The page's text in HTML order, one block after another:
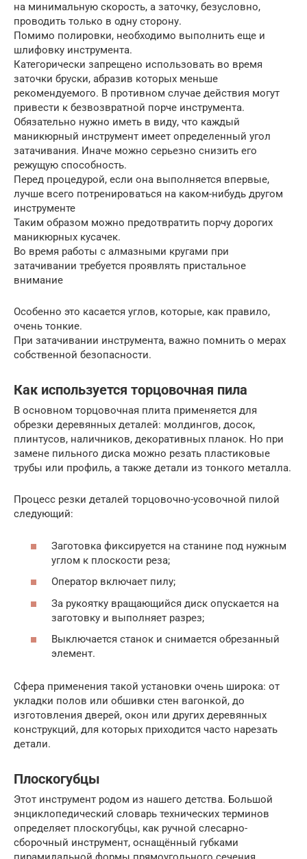
на минимальную скорость, а заточку, безусловно,
проводить только в одну сторону.
Помимо полировки, необходимо выполнить еще и
шлифовку инструмента.
Категорически запрещено использовать во время
заточки бруски, абразив которых меньше
рекомендуемого. В противном случае действия могут
привести к безвозвратной порче инструмента.
Обязательно нужно иметь в виду, что каждый
маникюрный инструмент имеет определенный угол
затачивания. Иначе можно серьезно снизить его
режущую способность.
Перед процедурой, если она выполняется впервые,
лучше всего потренироваться на каком-нибудь другом
инструменте
Таким образом можно предотвратить порчу дорогих
маникюрных кусачек.
Во время работы с алмазными кругами при
затачивании требуется проявлять пристальное
внимание
Особенно это касается углов, которые, как правило,
очень тонкие.
При затачивании инструмента, важно помнить о мерах
собственной безопасности.
Как используется торцовочная пила
В основном торцовочная плита применяется для
обрезки деревянных деталей: молдингов, досок,
плинтусов, наличников, декоративных планок. Но при
замене пильного диска можно резать пластиковые
трубы или профиль, а также детали из тонкого металла.
Процесс резки деталей торцовочно-усовочной пилой
следующий:
Заготовка фиксируется на станине под нужным
углом к плоскости реза;
Оператор включает пилу;
За рукоятку вращающийся диск опускается на
заготовку и выполняет разрез;
Выключается станок и снимается обрезанный
элемент.
Сфера применения такой установки очень широка: от
укладки полов или обшивки стен вагонкой, до
изготовления дверей, окон или других деревянных
конструкций, для которых приходится часто нарезать
детали.
Плоскогубцы
Этот инструмент родом из нашего детства. Большой
энциклопедический словарь технических терминов
определяет плоскогубцы, как ручной слесарно-
сборочный инструмент, оснащённый губками